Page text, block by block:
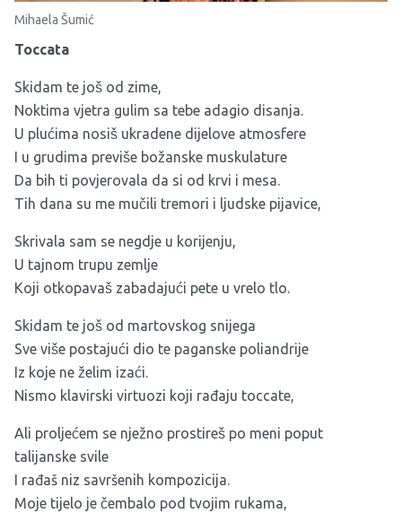
Mihaela Šumić
Toccata
Skidam te još od zime,
Noktima vjetra gulim sa tebe adagio disanja.
U plućima nosiš ukradene dijelove atmosfere
I u grudima previše božanske muskulature
Da bih ti povjerovala da si od krvi i mesa.
Tih dana su me mučili tremori i ljudske pijavice,
Skrivala sam se negdje u korijenju,
U tajnom trupu zemlje
Koji otkopavaš zabadajući pete u vrelo tlo.
Skidam te još od martovskog snijega
Sve više postajući dio te paganske poliandrije
Iz koje ne želim izaći.
Nismo klavirski virtuozi koji rađaju toccate,
Ali proljećem se nježno prostireš po meni poput
talijanske svile
I rađaš niz savršenih kompozicija.
Moje tijelo je čembalo pod tvojim rukama,